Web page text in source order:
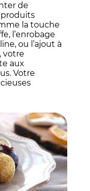
de
la touche
l’enrobage
ou l’ajout à
votre
aux
Votre